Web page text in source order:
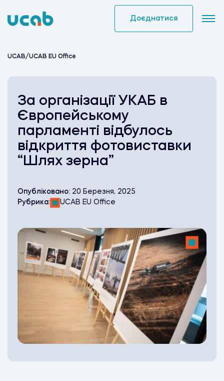
to
Доєднатися
UCAB/UCAB EU Office
За організації УКАБ в
Європейському
парламенті відбулось
відкриття фотовиставки
“Шлях зерна”
Опубліковано: 20 Березня, 2025
Рубрика:
UCAB EU Office